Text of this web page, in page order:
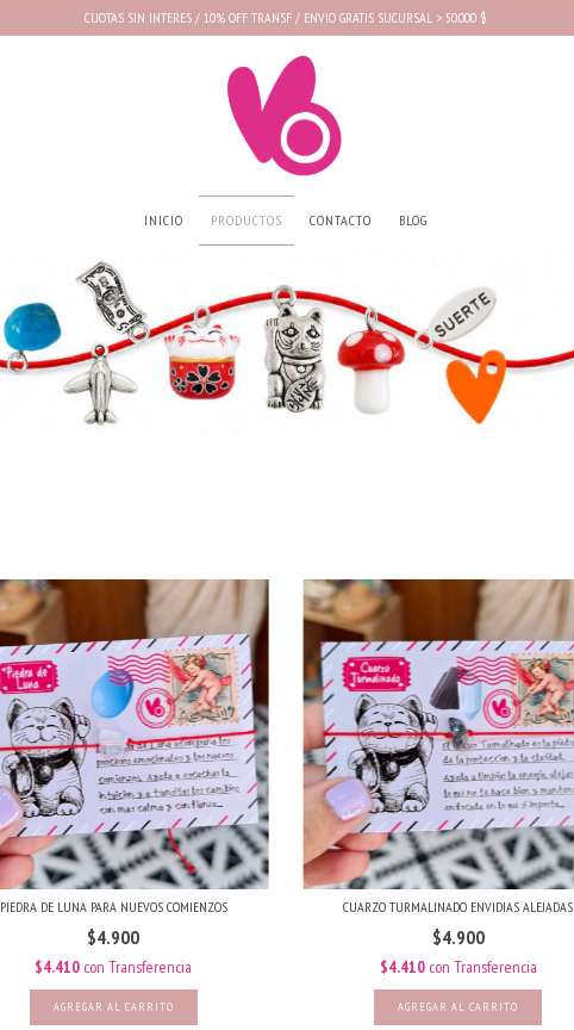
CUOTAS SIN INTERES / 10% OFF TRANSF / ENVIO GRATIS SUCURSAL > 50.000 $
INICIO PRODUCTOS CONTACTO BLOG
PIEDRA DE LUNA PARA NUEVOS COMIENZOS
$4.900
$4.410 con Transferencia
CUARZO TURMALINADO ENVIDIAS ALEJADAS
$4.900
$4.410 con Transferencia